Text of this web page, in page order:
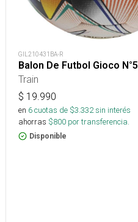
GIL210431BA-R
Balon De Futbol Gioco N°5
Train
$ 19.990
en 6cuotas de $3.332sin interés
ahorras $800 por transferencia.
Disponible